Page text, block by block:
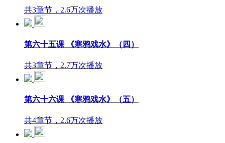
共3章节，2.6万次播放
第六十五课 《寒鸦戏水》（四）
共3章节，2.7万次播放
第六十六课 《寒鸦戏水》（五）
共4章节，2.6万次播放